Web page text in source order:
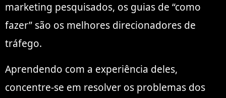
marketing pesquisados, os guias de “como
fazer” são os melhores direcionadores de
tráfego.
Aprendendo com a experiência deles,
concentre-se em resolver os problemas dos